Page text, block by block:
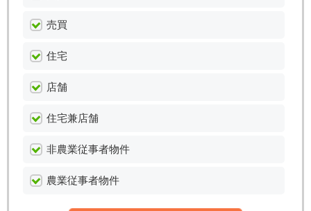
売買
住宅
店舗
住宅兼店舗
非農業従事者物件
農業従事者物件